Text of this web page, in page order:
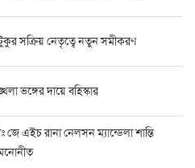
সক্রিয় নেতৃত্বে নতুন সমীকরণ
ভঙ্গের দায়ে বহিস্কার
এইচ রানা নেলসন ম্যান্ডেলা শান্তি